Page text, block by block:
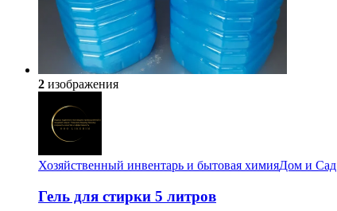
2 изображения
Хозяйственный инвентарь и бытовая химияДом и Сад
Гель для стирки 5 литров